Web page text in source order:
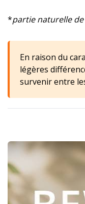
*partie naturelle
En raison du
légères
survenir entre